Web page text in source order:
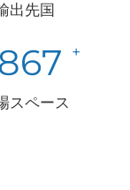
出先国
スペース